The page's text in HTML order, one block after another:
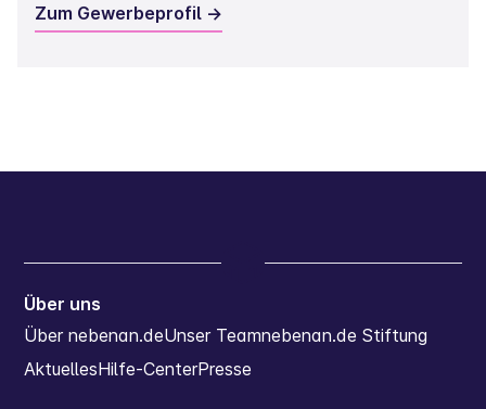
Zum Gewerbeprofil ->
Über uns
Über nebenan.deUnser Teamnebenan.de Stiftung
AktuellesHilfe-CenterPresse